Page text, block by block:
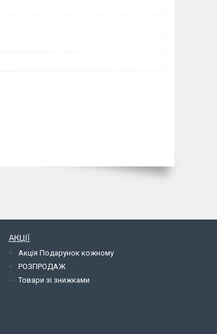
АКЦІЇ
Акція Подарунок кожному
РОЗПРОДАЖ
Товари зі знижками